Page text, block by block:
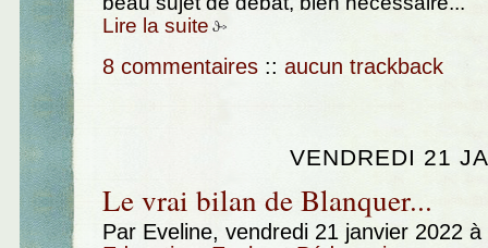
Lire la suite
8 commentaires :: aucun trackback
VENDREDI 21
Le vrai bilan de Blanquer...
Par Eveline, vendredi 21 janvier 2022